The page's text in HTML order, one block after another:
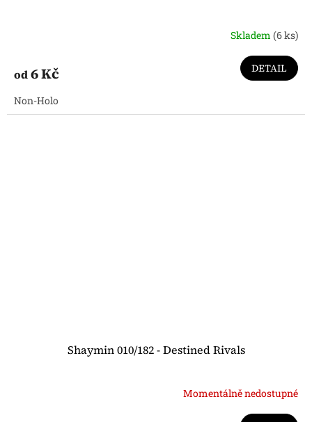
Skladem (6 ks)
od6 Kč DETAIL
Non-Holo
Shaymin 010/182 - Destined Rivals
Momentálně nedostupné